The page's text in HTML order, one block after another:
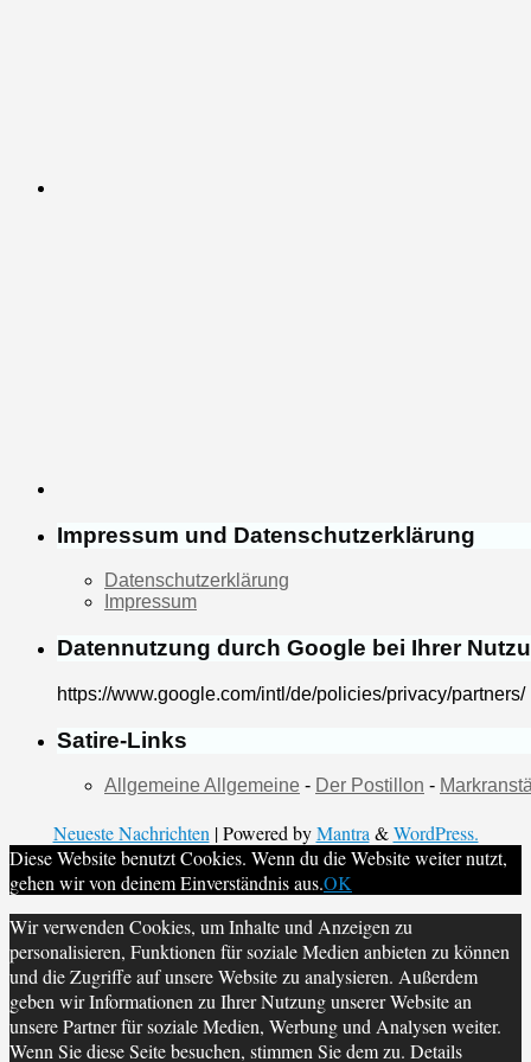
Impressum und Datenschutzerklärung
Datenschutzerklärung
Impressum
Datennutzung durch Google bei Ihrer
https://www.google.com/intl/de/policies/privacy/partners/
Satire-Links
Allgemeine Allgemeine - Der Postillon -
Neueste Nachrichten| Powered byMantra&WordPress.
Diese Website benutzt Cookies. Wenn du die Website weiter nutzt,
gehen wir von deinem Einverständnis aus.OK
Wir verwenden Cookies, um Inhalte und Anzeigen zu
personalisieren, Funktionen für soziale Medien anbieten zu können
und die Zugriffe auf unsere Website zu analysieren. Außerdem
geben wir Informationen zu Ihrer Nutzung unserer Website an
unsere Partner für soziale Medien, Werbung und Analysen weiter.
Wenn Sie diese Seite besuchen, stimmen Sie dem zu. Details